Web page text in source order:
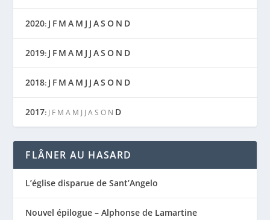
2020: J F M A M J J AS O N D
2019: J F M A M J J AS O N D
2018: J F M A M J J AS O N D
2017: J F M A M J J A S O N D
FLÂNER AU HASARD
L’église disparue de Sant’Angelo
Nouvel épilogue – Alphonse de Lamartine